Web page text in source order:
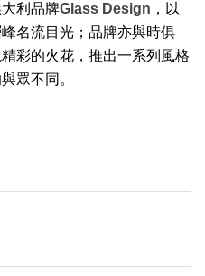
大利品牌Glass Design ，以
名流目光；品牌亦與時俱
彩的火花，推出一系列風格
眾不同。